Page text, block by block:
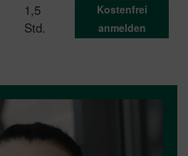
1,5
Std.
Kostenfrei
anmelden